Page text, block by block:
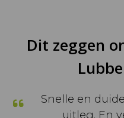
Dit zeggen
Snelle en
uitleg. En